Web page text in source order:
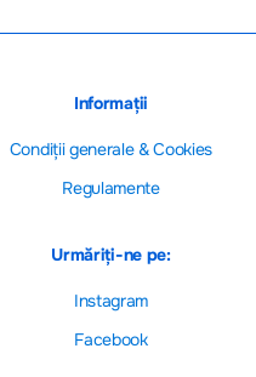
Informații
Сondiții generale & Cookies
Regulamente
Urmăriți-ne pe:
Instagram
Facebook